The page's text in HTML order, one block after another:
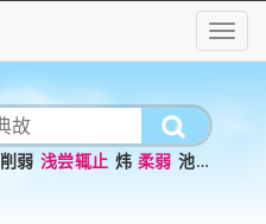
削弱 浅尝辄止 炜 柔弱 池鱼